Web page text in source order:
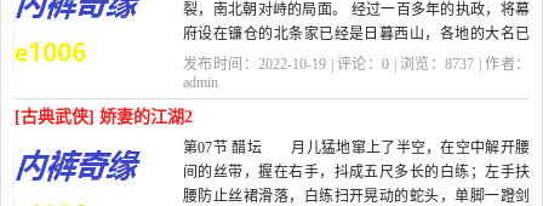
裂，南北朝对峙的局面。 经过一百多年的执政，将幕
府设在镰仓的北条家已经是日暮西山，各地的大名已
经纷纷据地而自治，渐渐和...
发布时间：2022-10-19 | 评论：0 | 浏览：8737 | 作者：
admin
[古典武侠] 娇妻的江湖2
第07节 醋坛 月儿猛地窜上了半空，在空中解开腰
间的丝带，握在右手，抖成五尺多长的白练；左手扶
腰防止丝裙滑落，白练扫开晃动的蛇头，单脚一蹬剑